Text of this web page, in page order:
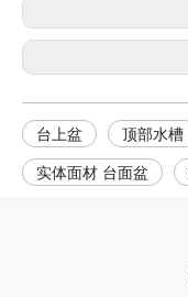
台上盆 顶部水槽
实体面材 台面盆